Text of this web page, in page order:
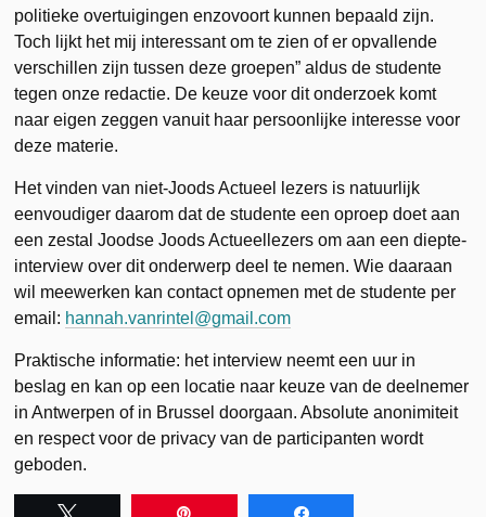
politieke overtuigingen enzovoort kunnen bepaald zijn.
Toch lijkt het mij interessant om te zien of er opvallende
verschillen zijn tussen deze groepen” aldus de studente
tegen onze redactie. De keuze voor dit onderzoek komt
naar eigen zeggen vanuit haar persoonlijke interesse voor
deze materie.
Het vinden van niet-Joods Actueel lezers is natuurlijk
eenvoudiger daarom dat de studente een oproep doet aan
een zestal Joodse Joods Actueellezers om aan een diepte-
interview over dit onderwerp deel te nemen. Wie daaraan
wil meewerken kan contact opnemen met de studente per
email: hannah.vanrintel@gmail.com
Praktische informatie: het interview neemt een uur in
beslag en kan op een locatie naar keuze van de deelnemer
in Antwerpen of in Brussel doorgaan. Absolute anonimiteit
en respect voor de privacy van de participanten wordt
geboden.